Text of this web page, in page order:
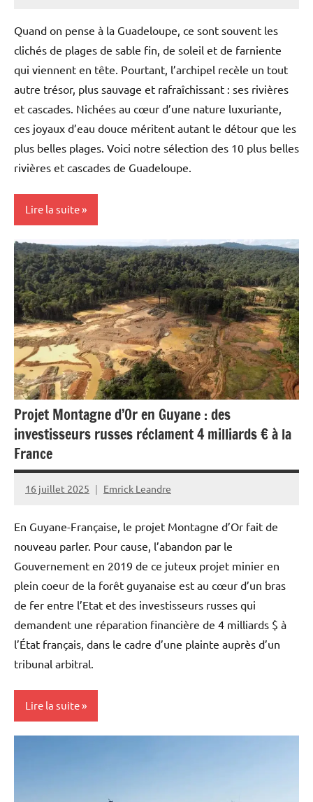
Quand on pense à la Guadeloupe, ce sont souvent les
clichés de plages de sable fin, de soleil et de farniente
qui viennent en tête. Pourtant, l’archipel recèle un tout
autre trésor, plus sauvage et rafraîchissant : ses rivières
et cascades. Nichées au cœur d’une nature luxuriante,
ces joyaux d’eau douce méritent autant le détour que les
plus belles plages. Voici notre sélection des 10 plus belles
rivières et cascades de Guadeloupe.
Lire la suite
Antilles-
Guyane
Blog
Ecologie
Environnement
Guadeloupe
Outremer
Société
Projet Montagne d’Or en Guyane : des
investisseurs russes réclament 4 milliards € à la
France
16 juillet 2025 Emrick Leandre
En Guyane-Française, le projet Montagne d’Or fait de
nouveau parler. Pour cause, l’abandon par le
Gouvernement en 2019 de ce juteux projet minier en
plein coeur de la forêt guyanaise est au cœur d’un bras
de fer entre l’Etat et des investisseurs russes qui
demandent une réparation financière de 4 milliards $ à
l’État français, dans le cadre d’une plainte auprès d’un
tribunal arbitral.
Lire la suite